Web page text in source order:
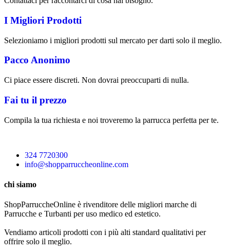
I Migliori Prodotti
Selezioniamo i migliori prodotti sul mercato per darti solo il meglio.
Pacco Anonimo
Ci piace essere discreti. Non dovrai preoccuparti di nulla.
Fai tu il prezzo
Compila la tua richiesta e noi troveremo la parrucca perfetta per te.
324 7720300
info@shopparruccheonline.com
chi siamo
ShopParruccheOnline è rivenditore delle migliori marche di
Parrucche e Turbanti per uso medico ed estetico.
Vendiamo articoli prodotti con i più alti standard qualitativi per
offrire solo il meglio.